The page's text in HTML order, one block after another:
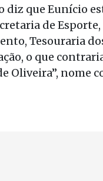
diz que Eunício
de
Tesouraria
o que
Oliveira”,